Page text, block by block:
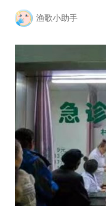
渔歌小助手